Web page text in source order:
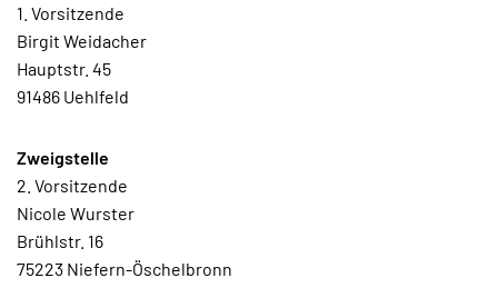
1. Vorsitzende
Birgit Weidacher
Hauptstr. 45
91486 Uehlfeld
Zweigstelle
2. Vorsitzende
Nicole Wurster
Brühlstr. 16
75223 Niefern-Öschelbronn